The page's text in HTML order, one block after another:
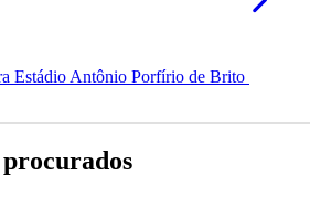
Estádio Antônio Porfírio de Brito